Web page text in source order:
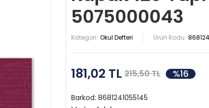
5075000043
Kategori: Okul Defteri Ürün Kodu:
181,02 TL 215,50 TL %16
Barkod: 8681241055145